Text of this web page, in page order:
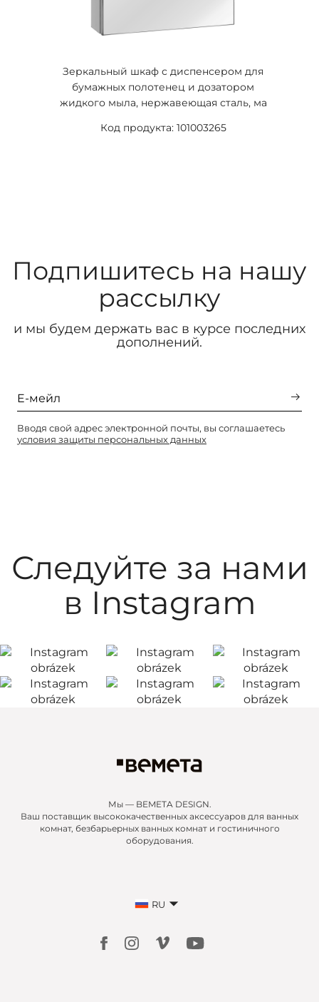
Зеркальный шкаф с диспенсером для
бумажных полотенец и дозатором
жидкого мыла, нержавеющая сталь, ма
Код продукта: 101003265
Подпишитесь на нашу
рассылку
и мы будем держать вас в курсе последних
дополнений.
Вводя свой адрес электронной почты, вы соглашаетесь
условия защиты персональных данных
Следуйте за нами
в Instagram
Мы — BEMETA DESIGN.
Ваш поставщик высококачественных аксессуаров для ванных
комнат, безбарьерных ванных комнат и гостиничного
оборудования.
RU